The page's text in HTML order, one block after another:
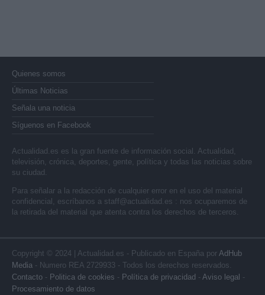
Quienes somos
Últimas Noticias
Señala una noticia
Síguenos en Facebook
Actualidad.es es la gran fuente de información social. Actualidad,
televisión, crónica, deportes, gente, política y todas las noticias sobre
su ciudad.
Para señalar a la redacción de cualquier error en el uso del material
confidencial, escríbanos a staff@actualidad.es : nos ocuparemos de
la retirada del material que atenta contra los derechos de terceros.
Copyright © 2024 | Actualidad.es - Publicado en España por AdHub
Media - Numero REA 2729933 - Todos los derechos reservados.
Contacto - Politica de cookies - Política de privacidad - Aviso legal -
Procesamiento de datos